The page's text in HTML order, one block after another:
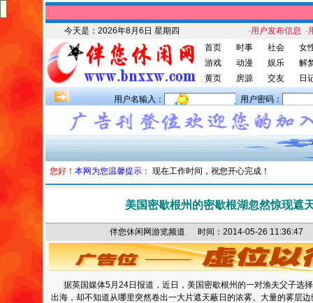
今天是： 2026年8月6日 星期四 ·用户发布信息 ·
首页
时事 社会
女
游戏
动漫 娱乐
解
黄页
房源 交友 日
用户名输入： 用户密码：
您好！ 本网为您温馨提示： 现在工作时间，祝您开心完成！
美国密歇根州的密歇根湖忽然惊现遮
伴您休闲网游览频道 时间：2014-05-26
据英国媒体5月24日报道，近日，美国密歇根州的一对渔夫父子选
出海，却不知道从哪里突然卷出一大片遮天蔽日的浓雾。大量的雾层